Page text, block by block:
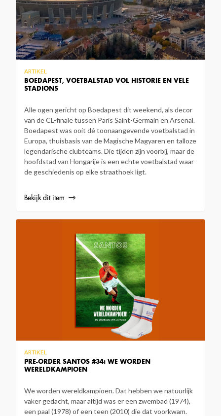
BOEDAPEST, VOETBALSTAD VOL HISTORIE EN VELE
STADIONS
ARTIKEL
Alle ogen gericht op Boedapest dit weekend, als decor
van de CL-finale tussen Paris Saint-Germain en Arsenal.
Boedapest was ooit dé toonaangevende voetbalstad in
Europa, thuisbasis van de Magische Magyaren en talloze
legendarische clubteams. Die tijden zijn voorbij, maar de
hoofdstad van Hongarije is een echte voetbalstad waar
de geschiedenis op elke straathoek ligt.
Bekijk dit item
PRE-ORDER SANTOS #34: WE WORDEN
WERELDKAMPIOEN
ARTIKEL
We worden wereldkampioen. Dat hebben we natuurlijk
vaker gedacht, maar altijd was er een zwembad (1974),
een paal (1978) of een teen (2010) die dat voorkwam.